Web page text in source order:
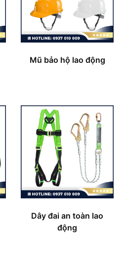
Mũ bảo hộ lao động
Dây đai an toàn lao
động